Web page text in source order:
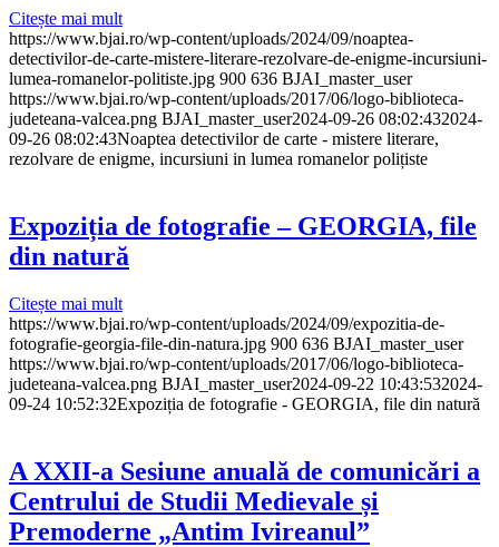
Citește mai mult
https://www.bjai.ro/wp-content/uploads/2024/09/noaptea-
detectivilor-de-carte-mistere-literare-rezolvare-de-enigme-incursiuni-
lumea-romanelor-politiste.jpg 900 636 BJAI_master_user
https://www.bjai.ro/wp-content/uploads/2017/06/logo-biblioteca-
judeteana-valcea.png BJAI_master_user2024-09-26 08:02:432024-
09-26 08:02:43Noaptea detectivilor de carte - mistere literare,
rezolvare de enigme, incursiuni in lumea romanelor polițiste
Expoziția de fotografie – GEORGIA, file
din natură
Citește mai mult
https://www.bjai.ro/wp-content/uploads/2024/09/expozitia-de-
fotografie-georgia-file-din-natura.jpg 900 636 BJAI_master_user
https://www.bjai.ro/wp-content/uploads/2017/06/logo-biblioteca-
judeteana-valcea.png BJAI_master_user2024-09-22 10:43:532024-
09-24 10:52:32Expoziția de fotografie - GEORGIA, file din natură
A XXII-a Sesiune anuală de comunicări a
Centrului de Studii Medievale și
Premoderne „Antim Ivireanul”